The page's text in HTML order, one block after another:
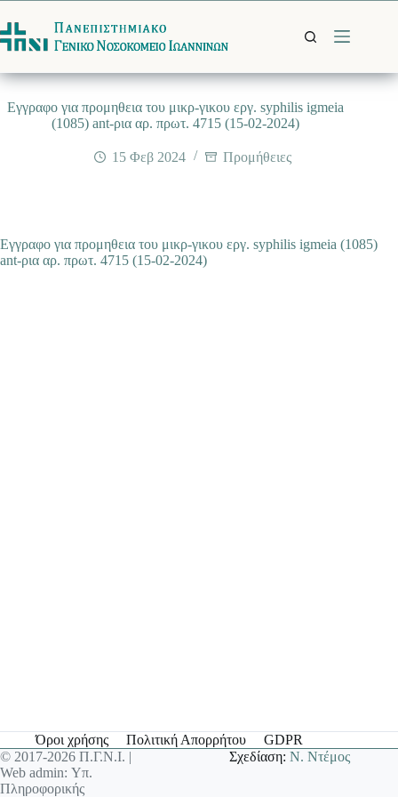
στο
περιεχόμενο
Εγγραφο για προμηθεια του μικρ-γικου εργ. syphilis igmeia
(1085) ant-ρια αρ. πρωτ. 4715 (15-02-2024)
15 Φεβ 2024 Προμήθειες
Εγγραφο για προμηθεια του μικρ-γικου εργ. syphilis igmeia (1085)
ant-ρια αρ. πρωτ. 4715 (15-02-2024)
Όροι χρήσης Πολιτική Απορρήτου
GDPR
© 2017-2026 Π.Γ.Ν.Ι. |
Web admin: Υπ.
Πληροφορικής
Σχεδίαση:Ν. Ντέμος